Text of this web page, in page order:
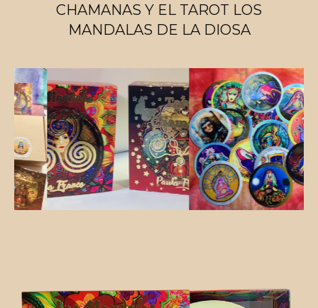
CHAMANAS Y EL TAROT LOS
MANDALAS DE LA DIOSA